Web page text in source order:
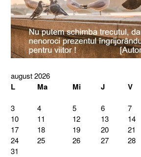
august 2026
L Ma Mi J V
3
4 5 6 7
10
11 12 13 14
17
18 19 20 21
24
25 26 27 28
31